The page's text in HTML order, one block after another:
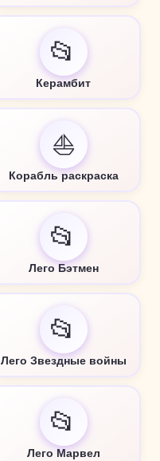
📂
Керамбит
⛵
Корабль раскраска
📂
Лего Бэтмен
📂
Лего Звездные войны
📂
Лего Марвел